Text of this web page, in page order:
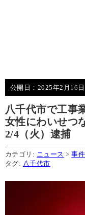
公開日： 2025年2月16日
八千代市で工事
女性にわいせつ
2/4（火）逮捕
カテゴリ: ニュース >事件
タグ: 八千代市